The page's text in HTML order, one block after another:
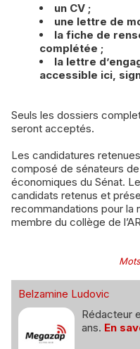
un CV ;
une lettre de
la fiche de
complétée ;
la lettre
accessible ici,
Seuls les dossiers
seront acceptés.
Les candidatures
composé de sénateurs
économiques du Sénat.
candidats retenus et
recommandations pour la
membre du collège de
Belzamine Ludovic
Rédacteur
ans. En